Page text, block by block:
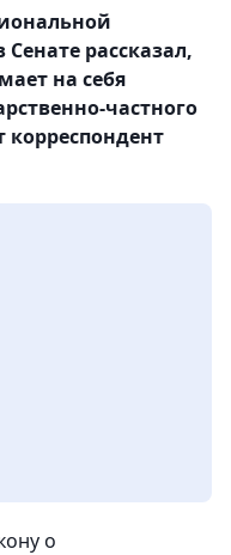
рассказал,
на себя
частного
корреспондент
о